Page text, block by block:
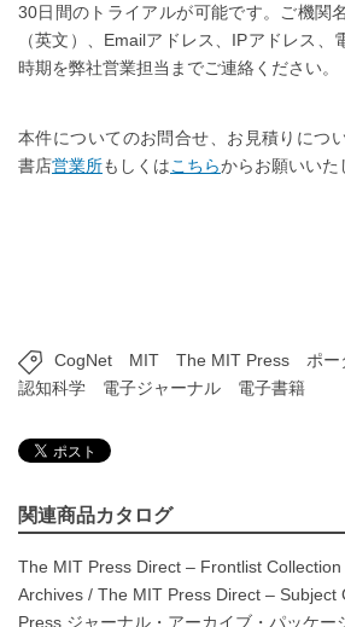
30日間のトライアルが可能です。ご機関
（英文）、Emailアドレス、IPアドレス、
時期を弊社営業担当までご連絡ください。
本件についてのお問合せ、お見積りにつ
書店営業所もしくはこちらからお願いいた
CogNet MIT The MIT Press ポー
認知科学
電子ジャーナル 電子書籍
関連商品カタログ
The MIT Press Direct – Frontlist
Archives / The MIT Press Direct – Subject
Press ジャーナル・アーカイブ・パッケー